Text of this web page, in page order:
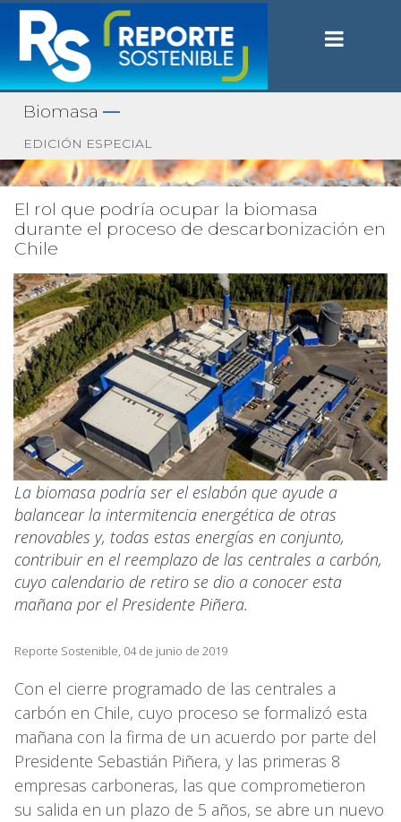
Biomasa —
EDICIÓN ESPECIAL
El rol que podría ocupar la biomasa
durante el proceso de descarbonización en
Chile
La biomasa podría ser el eslabón que ayude a
balancear la intermitencia energética de otras
renovables y, todas estas energías en conjunto,
contribuir en el reemplazo de las centrales a carbón,
cuyo calendario de retiro se dio a conocer esta
mañana por el Presidente Piñera.
Reporte Sostenible, 04 de junio de 2019
Con el cierre programado de las centrales a
carbón en Chile, cuyo proceso se formalizó esta
mañana con la firma de un acuerdo por parte del
Presidente Sebastián Piñera, y las primeras 8
empresas carboneras, las que comprometieron
su salida en un plazo de 5 años, se abre un nuevo